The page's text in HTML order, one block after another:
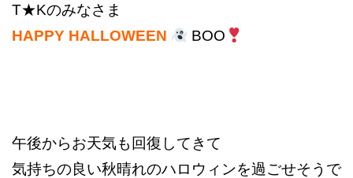
T★Kのみなさま
HAPPY HALLOWEEN
BOO
午後からお天気も回復してきて
気持ちの良い秋晴れのハロウィンを過ごせそうで